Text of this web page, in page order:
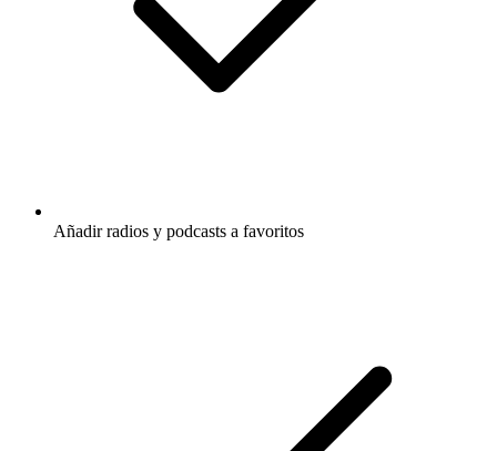
Añadir radios y podcasts a favoritos